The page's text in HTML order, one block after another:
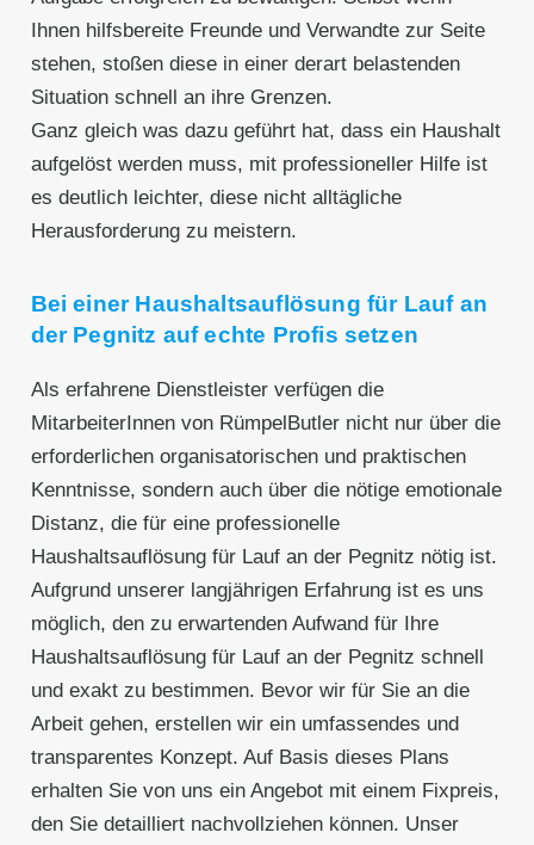
Ihnen hilfsbereite Freunde und Verwandte zur Seite
stehen, stoßen diese in einer derart belastenden
Situation schnell an ihre Grenzen.
Ganz gleich was dazu geführt hat, dass ein Haushalt
aufgelöst werden muss, mit professioneller Hilfe ist
es deutlich leichter, diese nicht alltägliche
Herausforderung zu meistern.
Bei einer Haushaltsauflösung für Lauf an
der Pegnitz auf echte Profis setzen
Als erfahrene Dienstleister verfügen die
MitarbeiterInnen von RümpelButler nicht nur über die
erforderlichen organisatorischen und praktischen
Kenntnisse, sondern auch über die nötige emotionale
Distanz, die für eine professionelle
Haushaltsauflösung für Lauf an der Pegnitz nötig ist.
Aufgrund unserer langjährigen Erfahrung ist es uns
möglich, den zu erwartenden Aufwand für Ihre
Haushaltsauflösung für Lauf an der Pegnitz schnell
und exakt zu bestimmen. Bevor wir für Sie an die
Arbeit gehen, erstellen wir ein umfassendes und
transparentes Konzept. Auf Basis dieses Plans
erhalten Sie von uns ein Angebot mit einem Fixpreis,
den Sie detailliert nachvollziehen können. Unser